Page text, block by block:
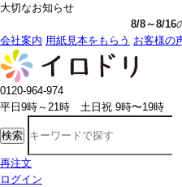
大切なお知らせ
の期間中は、一部の商品
会社案内 用紙見本をもらう お客様の
0120-964-974
平日9時～21時 土日祝 9時〜19時
検索
再注文
ログイン